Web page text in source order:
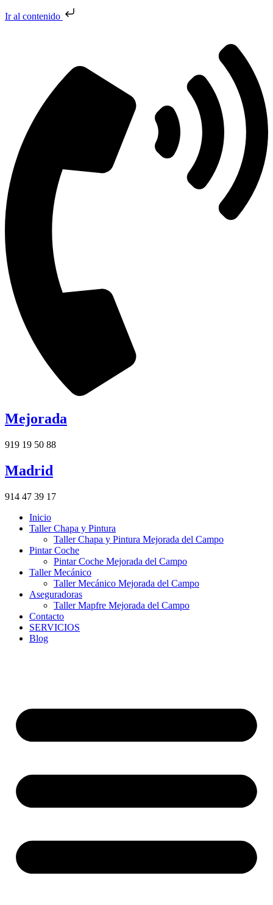
Ir al contenido
Mejorada
919 19 50 88
Madrid
914 47 39 17
Inicio
Taller Chapa y Pintura
Taller Chapa y Pintura Mejorada del Campo
Pintar Coche
Pintar Coche Mejorada del Campo
Taller Mecánico
Taller Mecánico Mejorada del Campo
Aseguradoras
Taller Mapfre Mejorada del Campo
Contacto
SERVICIOS
Blog